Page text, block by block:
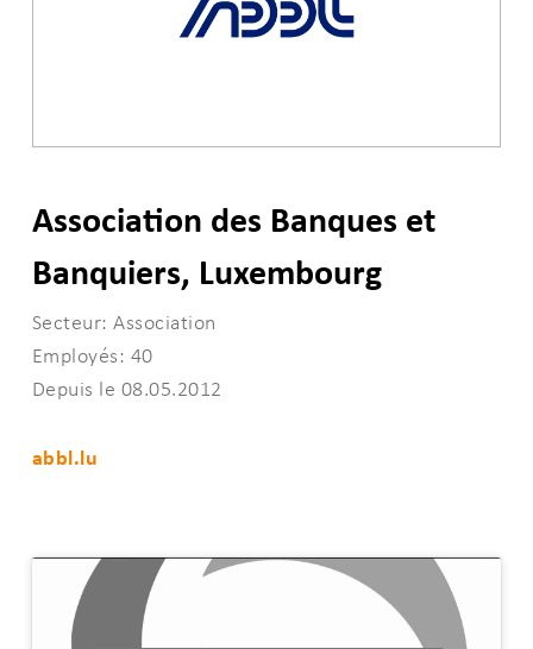
Association des Banques et
Banquiers, Luxembourg
Secteur: Association
Employés: 40
Depuis le 08.05.2012
abbl.lu